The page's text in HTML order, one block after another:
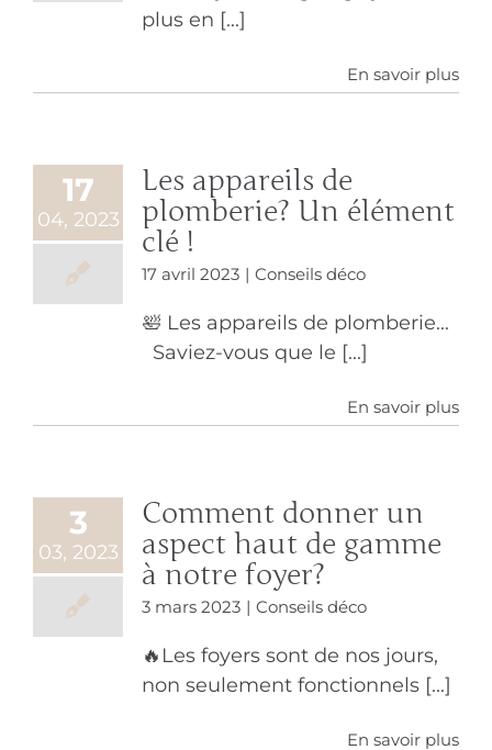
plus en [...]
En savoir plus
17
04, 2023
Les appareils de
plomberie? Un élément
clé !
17 avril 2023 | Conseils déco
🛀 Les appareils de plomberie...
Saviez-vous que le [...]
En savoir plus
3
03, 2023
Comment donner un
aspect haut de gamme
à notre foyer?
3 mars 2023 | Conseils déco
🔥Les foyers sont de nos jours,
non seulement fonctionnels [...]
En savoir plus